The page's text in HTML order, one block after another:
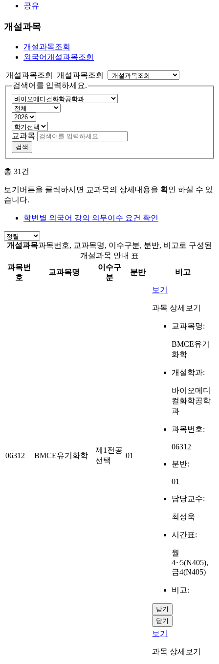
공유
개설과목
개설과목조회
외국어개설과목조회
개설과목조회 개설과목조회
검색어를 입력하세요.
교과목
검색
총 31 건
보기버튼을 클릭하시면 교과목의 상세내용을 확인 하실 수 있
습니다.
학번별 외국어 강의 의무이수 요건 확인
개설과목과목번호, 교과목명, 이수구분, 분반, 비고로 구성된
개설과목 안내 표
과목번
호
교과목명
이수구
분
분반 비고
06312 BMCE유기화학
제1전공
선택
01
보기
과목 상세보기
교과목명:
BMCE유기
화학
개설학과:
바이오메디
컬화학공학
과
과목번호:
06312
분반:
01
담당교수:
최성욱
시간표:
월
4~5(N405),
금4(N405)
비고:
닫기
닫기
보기
과목 상세보기